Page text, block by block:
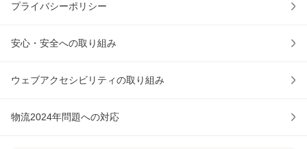
プライバシーポリシー
安心・安全への取り組み
ウェブアクセシビリティの取り組み
物流2024年問題への対応